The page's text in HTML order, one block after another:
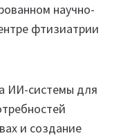
научно-
фтизиатрии
ИИ-системы для
и создание